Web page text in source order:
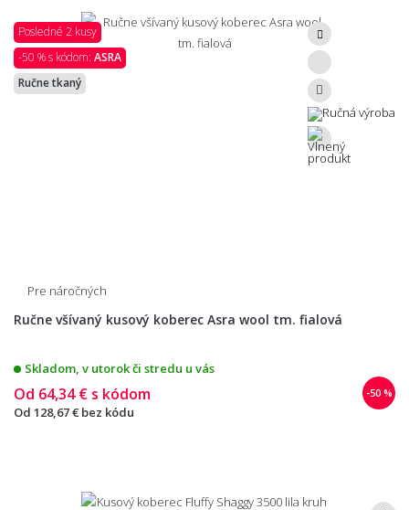
Posledné 2 kusy
-50 % s kódom: ASRA
Ručne tkaný
Pre náročných
Ručne všívaný kusový koberec Asra wool tm. fialová
Skladom, v utorok či stredu u vás
-50 %
Od 64,34 € s kódom
Od 128,67 € bez kódu